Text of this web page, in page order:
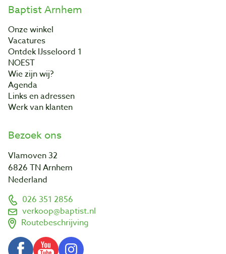
Baptist Arnhem
Onze winkel
Vacatures
Ontdek IJsseloord 1
NOEST
Wie zijn wij?
Agenda
Links en adressen
Werk van klanten
Bezoek ons
Vlamoven 32
6826 TN Arnhem
Nederland
026 351 2856
verkoop@baptist.nl
Routebeschrijving